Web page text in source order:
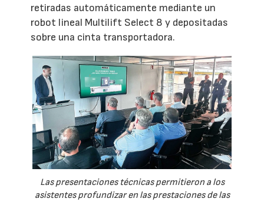
retiradas automáticamente mediante un
robot lineal Multilift Select 8 y depositadas
sobre una cinta transportadora.
Las presentaciones técnicas permitieron a los
asistentes profundizar en las prestaciones de las